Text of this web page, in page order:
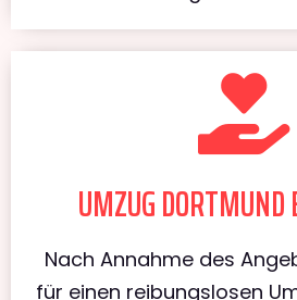
UMZUG DORTMUND
Nach Annahme des
für einen reibungslosen